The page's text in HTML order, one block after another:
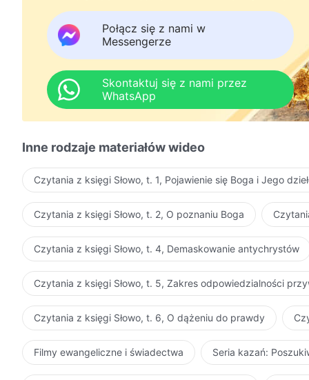
podczas dni ostatecznych Bóg w pełni oczyści
Dopiero wówczas Bóg zakończy swoje dzieło
dzieła Bóg tylko dwukrotnie stał się ciałem, aby
ponieważ tylko jeden z tych trzech etapów dzieła
są dziełem zbawienia. Tylko stając się ciałem, Bóg
i żyć w zwykłym ciele. Tylko w ten sposób może
potrzebuje jako istota stworzona. To właśnie
człowiek nie jest w stanie zobaczyć Ducha Boga, a
drogi i wszystkie prawdy, a także uzyskać pełne
całość dzieła Boga w ciele i dopełni znaczenia
dzieło, ponieważ całe Jego zarządzanie dobiegnie
rodzajów. Nie będzie On już dokonywał dzieła
Połącz się z nami w
Messengerze
Skontaktuj się z nami przez
WhatsApp
Inne rodzaje materiałów wideo
Czytania z księgi Słowo, t. 1, Pojawienie się Boga i Jego
Czytania z księgi Słowo, t. 2, O poznaniu Boga
Czytania z księgi Słowo, t. 4, Demaskowanie antychrystów
Czytania z księgi Słowo, t. 5, Zakres odpowiedzialności
Czytania z księgi Słowo, t. 6, O dążeniu do prawdy
Filmy ewangeliczne i świadectwa Seria kazań: